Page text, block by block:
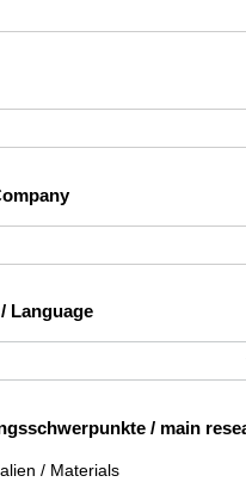
Language
/ main
/ Materials